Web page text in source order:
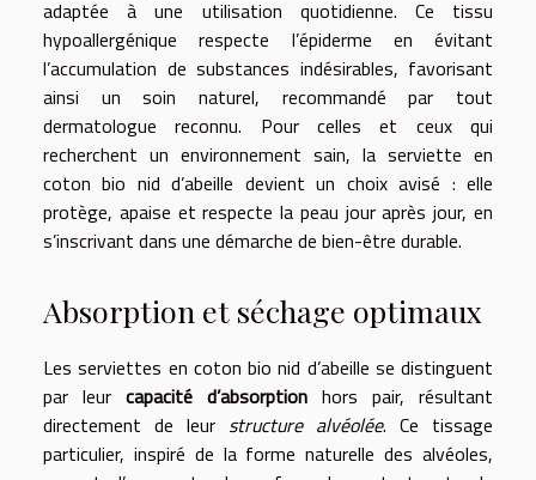
adaptée à une utilisation quotidienne. Ce tissu
hypoallergénique respecte l’épiderme en évitant
l’accumulation de substances indésirables, favorisant
ainsi un soin naturel, recommandé par tout
dermatologue reconnu. Pour celles et ceux qui
recherchent un environnement sain, la serviette en
coton bio nid d’abeille devient un choix avisé : elle
protège, apaise et respecte la peau jour après jour, en
s’inscrivant dans une démarche de bien-être durable.
Absorption et séchage optimaux
Les serviettes en coton bio nid d’abeille se distinguent
par leur capacité d’absorption hors pair, résultant
directement de leur structure alvéolée. Ce tissage
particulier, inspiré de la forme naturelle des alvéoles,